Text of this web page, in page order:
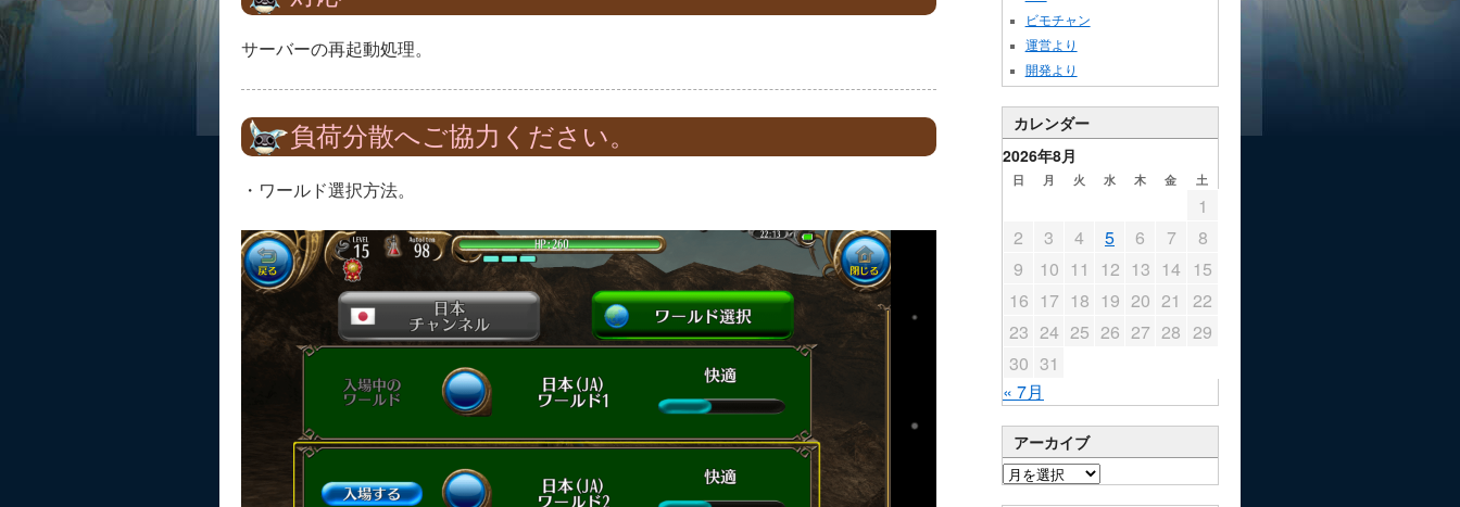
サーバーの再起動処理。
負荷分散へご協力ください。
・ワールド選択方法。
ビモチャン
運営より
開発より
カレンダー
2026年8月
日 月 火 水 木 金 土
« 7月
1
2
3 4 5 6 7
8
9
10 11 12 13 14 15
16 17 18 19 20 21
22
23 24 25 26 27 28 29
30 31
アーカイブ